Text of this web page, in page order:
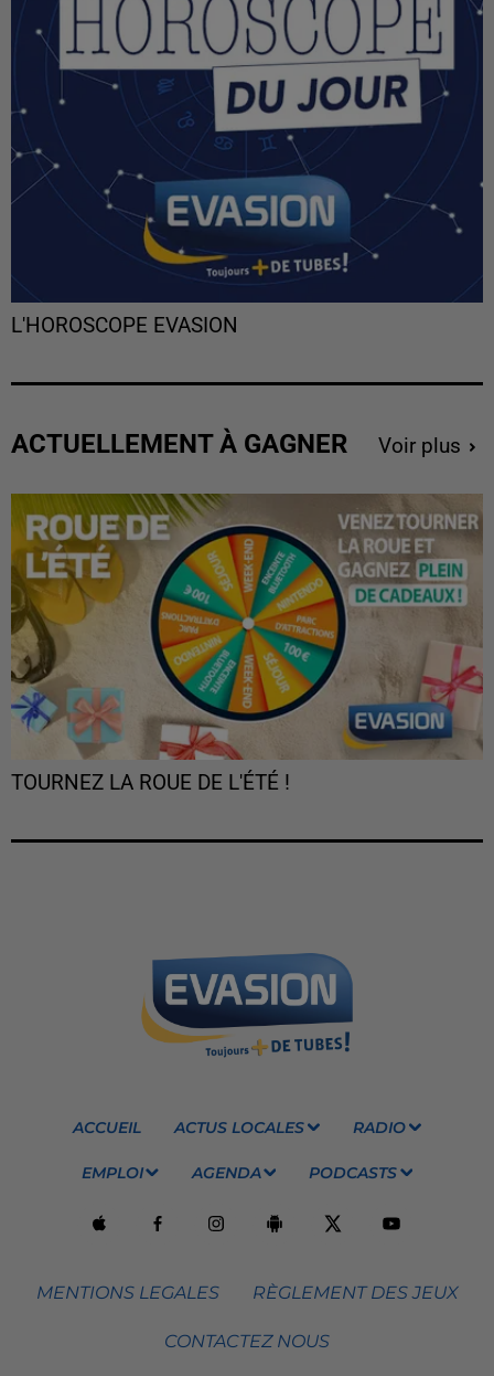
L'HOROSCOPE EVASION
ACTUELLEMENT À GAGNER Voir plus
TOURNEZ LA ROUE DE L'ÉTÉ !
ACCUEIL ACTUS LOCALES RADIO
EMPLOI AGENDA PODCASTS
MENTIONS LEGALES RÈGLEMENT DES JEUX
CONTACTEZ NOUS